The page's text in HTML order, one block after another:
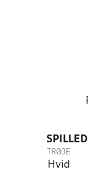
TRØJE
Hvid